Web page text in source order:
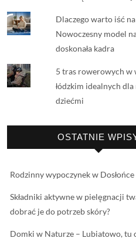
Dlaczego warto iść
Nowoczesny model
doskonała kadra
5 tras rowerowych w
łódzkim idealnych
dziećmi
OSTATNIE
Rodzinny wypoczynek w
Składniki aktywne w pielęgnacji
dobrać je do potrzeb skóry?
Domki w Naturze – Lubiatowo, tu